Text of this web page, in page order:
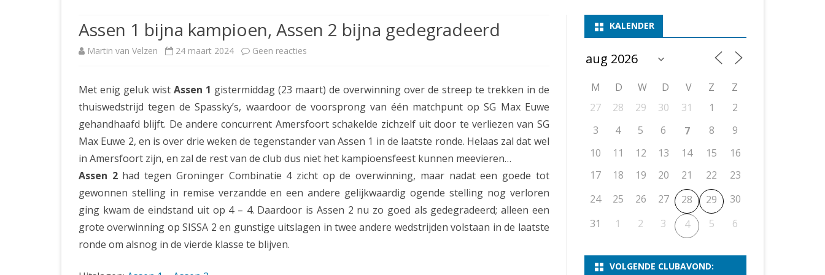
2025-2026
KNSB-RATINGLIJST
SNELSCHAAKKAMPIOENSCHAP
JEUGD 2025-2026
SPEELSCHEMA JEUGD
KNSB-JEUGDRATINGLIJST
NEDERLANDSE
JEUGDKAMPIOENSCHAPPEN
DEELNEMERS VAN SCHAAKCLUB
ASSEN
ERELIJST JEUGD
ASSEN 2
ASSEN 3
NOSBO-COMPETITIE ASSEN I
ASSEN II
NOSBO-BEKER OPEN
T/M 1900
T/M 1700
KNSB-COMPETITIE
NOSBO-COMPETITIE
KNSB-JEUGDCOMPETITIE
JUBILEUMVIERKAMPEN UITSLAGENNOSBO-COMPETITIE 2025-2026
INTERNE COMPETITIES
Assen 1 bijna kampioen, Assen 2 bijna gedegradeerd
Martin van Velzen 24 maart 2024 Geen reacties
A
s
e
n
b
Met enig geluk wist Assen 1 gistermiddag (23 maart) de overwinning over de streep te trekken in de
thuiswedstrijd tegen de Spassky’s, waardoor de voorsprong van één matchpunt op SG Max Euwe
gehandhaafd blijft. De andere concurrent Amersfoort schakelde zichzelf uit door te verliezen van SG
Max Euwe 2, en is over drie weken de tegenstander van Assen 1 in de laatste ronde. Helaas zal dat wel
in Amersfoort zijn, en zal de rest van de club dus niet het kampioensfeest kunnen meevieren…
Assen 2had tegen Groninger Combinatie 4 zicht op de overwinning, maar nadat een goede tot
gewonnen stelling in remise verzandde en een andere gelijkwaardig ogende stelling nog verloren
ging kwam de eindstand uit op 4 – 4. Daardoor is Assen 2 nu zo goed als gedegradeerd; alleen een
grote overwinning op SISSA 2 en gunstige uitslagen in twee andere wedstrijden volstaan in de laatste
ronde om alsnog in de vierde klasse te blijven.
KALENDER
M D W D V Z
Z
27
28 29 30 31 1
2
3
4 5 6 7 8
9
10
11 12 13 14 15
16
17
18 19 20 21 22
23
24
25 26 27 28 29
30
31
1 2 3 4 5 6
VOLGENDE CLUBAVOND: